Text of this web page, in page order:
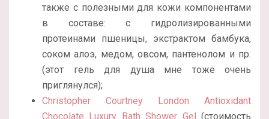
также с полезными для кожи компонентами
в составе: с гидролизированными
протеинами пшеницы, экстрактом бамбука,
соком алоэ, медом, овсом, пантенолом и пр.
(этот гель для душа мне тоже очень
приглянулся);
Christopher Courtney London Antioxidant
Chocolate Luxury Bath Shower Gel (стоимость